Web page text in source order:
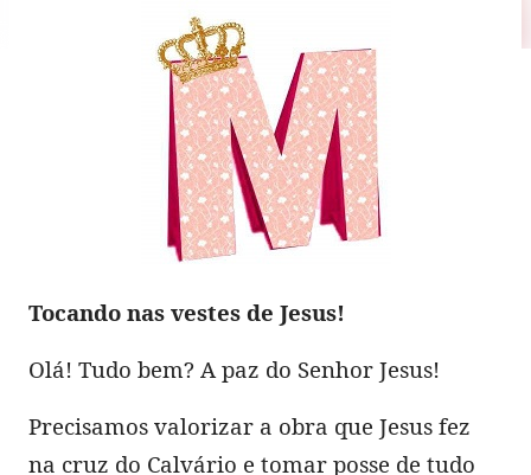
Tocando nas vestes de Jesus!
Olá! Tudo bem? A paz do Senhor Jesus!
Precisamos valorizar a obra que Jesus fez
na cruz do Calvário e tomar posse de tudo